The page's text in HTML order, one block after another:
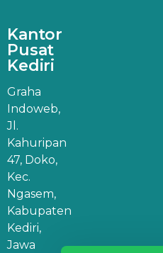
Kantor
Pusat
Kediri
Graha
Indoweb,
Jl.
Kahuripan
47, Doko,
Kec.
Ngasem,
Kabupaten
Kediri,
Jawa